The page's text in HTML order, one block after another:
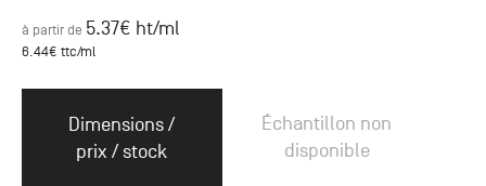
à partir de 5.37€ ht/ml
6.44€ ttc/ml
Dimensions /
prix / stock
Échantillon non
disponible